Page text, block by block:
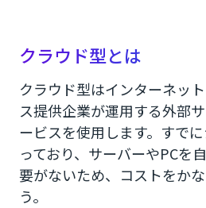
クラウド型とは
クラウド型はインターネッ
ス提供企業が運用する外部
ービスを使用します。すで
っており、サーバーやPCを
要がないため、コストをか
う。